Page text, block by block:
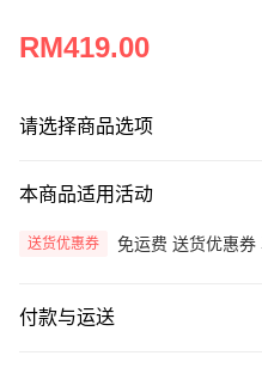
RM419.00
请选择商品选项
本商品适用活动
送货优惠券 免运费 送货优惠券
付款与运送